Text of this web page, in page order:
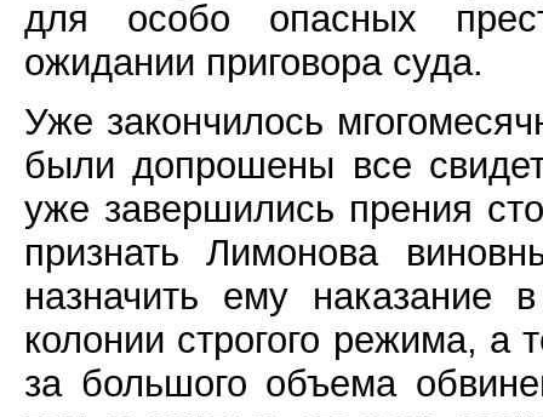
для особо опасных
ожидании приговора суда.
Уже закончилось
были допрошены все
уже завершились прения
признать Лимонова
назначить ему
колонии строгого режима, а
за большого объема